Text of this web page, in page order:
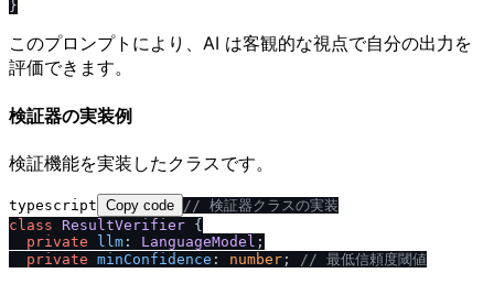
このプロンプトにより、AI は客観的な視点で自分の出力を
評価できます。
検証器の実装例
検証機能を実装したクラスです。
typescript Copy code / / 検証器クラスの実装
class
ResultVerifier {
private
llm : LanguageModel ;
private minConfidence : number ; / / 最低信頼度閾値